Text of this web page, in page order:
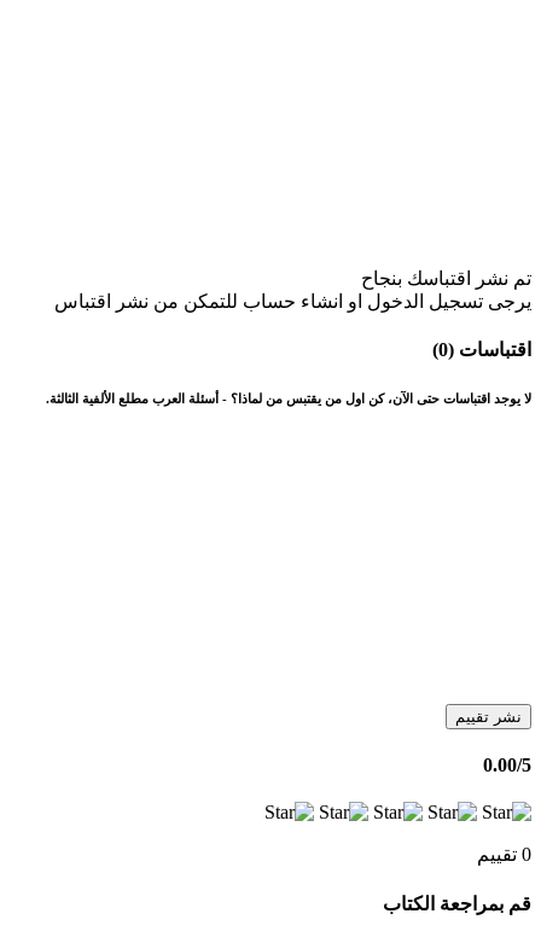
تم نشر اقتباسك بنجاح
يرجى تسجيل الدخول او انشاء حساب للتمكن من نشر اقتباس
اقتباسات (0)
لا يوجد اقتباسات حتى الآن، كن اول من يقتبس من لماذا؟ - أسئلة العرب مطلع الألفية الثالثة.
نشر تقييم
0.00/5
0 تقييم
قم بمراجعة الكتاب